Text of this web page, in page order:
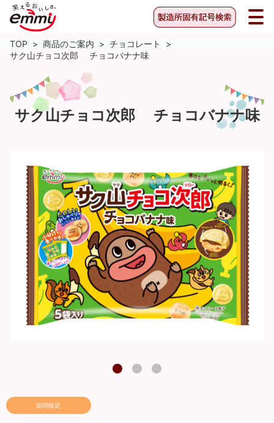
TOP > 商品のご案内 > チョコレート
>
サク山チョコ次郎 チョコバナナ味
サク山チョコ次郎 チョコバナナ味
期間限定